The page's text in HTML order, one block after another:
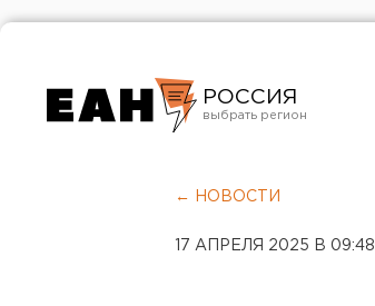
РОССИЯ
Челябинск
← НОВОСТИ
17 АПРЕЛЯ 2025 В 09:48